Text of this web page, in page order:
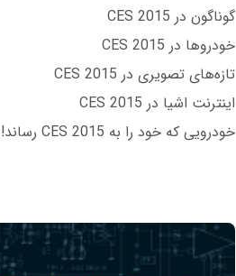
گوناگون در CES 2015
خودروها در CES 2015
تازه‌های تصویری در CES 2015
اینترنت اشیا در CES 2015
خودرویی که خود را به CES 2015 رساند!